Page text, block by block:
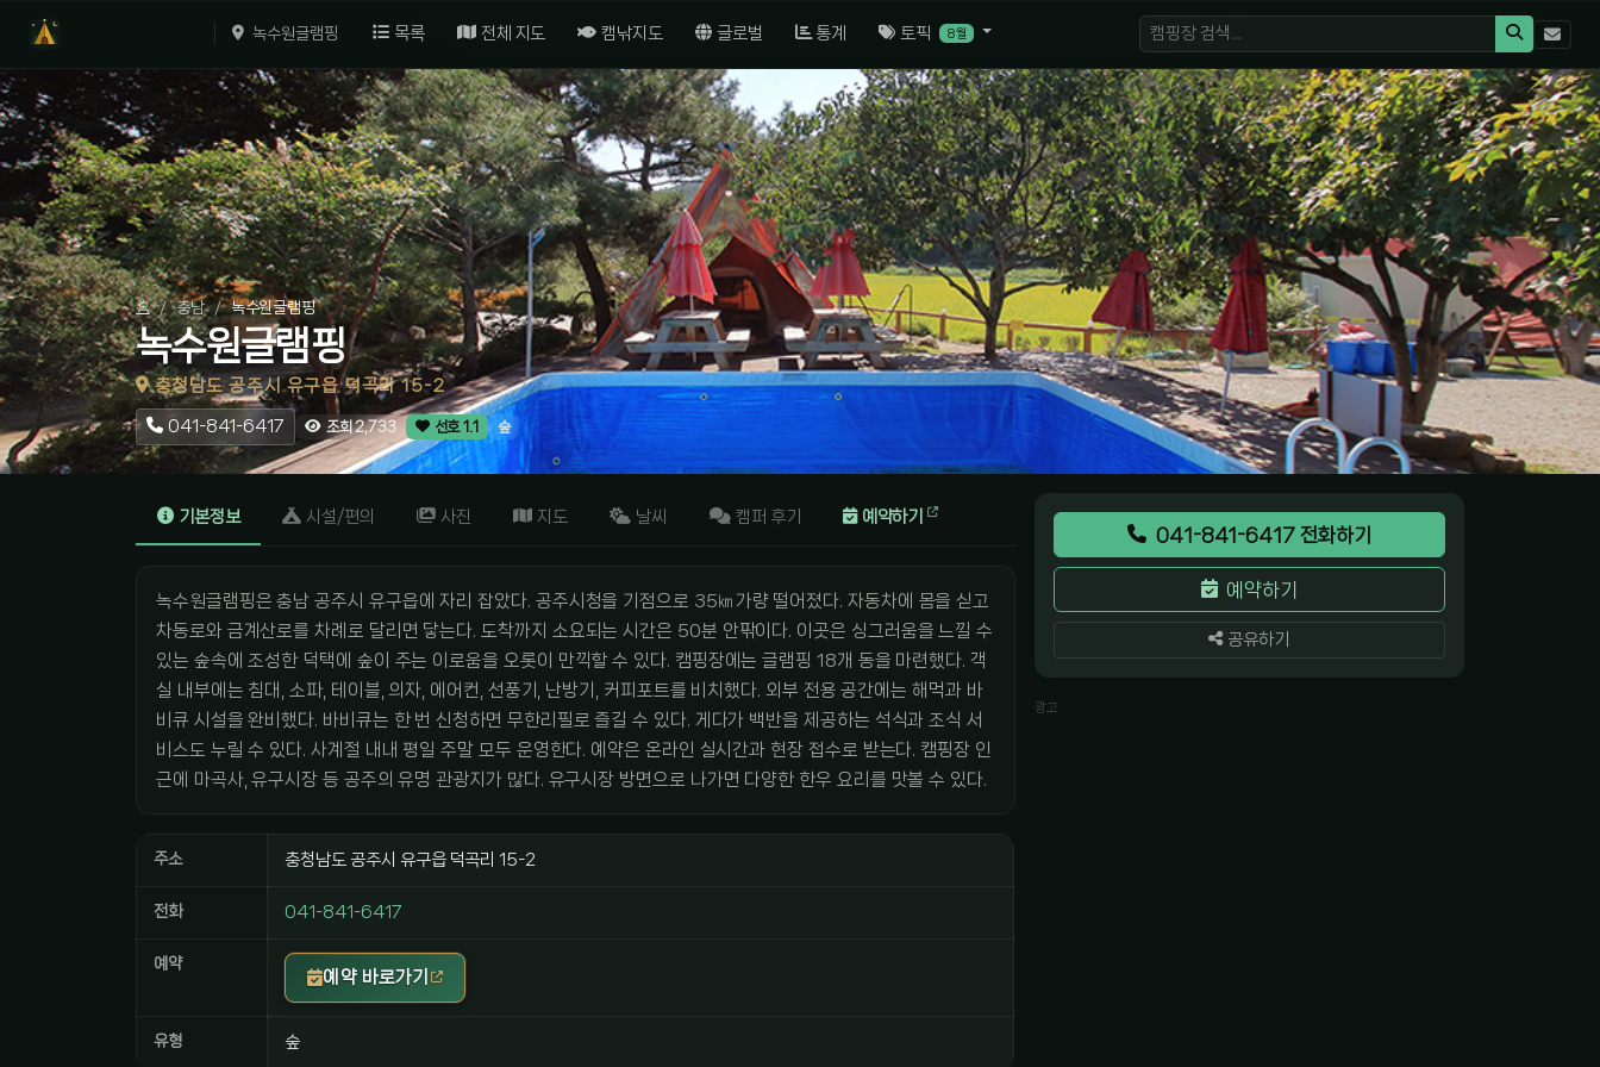
녹수원글램핑 목록 전체 지도 캠낚지도 글로벌 통계 토픽 8월
홈 충남 녹수원글램핑
녹수원글램핑
충청남도 공주시 유구읍 덕곡리 15-2
041-841-6417 조회 2,733 선호 1.1 숲
기본정보 시설/편의 사진 지도 날씨 캠퍼 후기 예약하기
녹수원글램핑은 충남 공주시 유구읍에 자리 잡았다. 공주시청을 기점으로 35㎞가량 떨어졌다. 자동차에 몸을 싣고
차동로와 금계산로를 차례로 달리면 닿는다. 도착까지 소요되는 시간은 50분 안팎이다. 이곳은 싱그러움을 느낄 수
있는 숲속에 조성한 덕택에 숲이 주는 이로움을 오롯이 만끽할 수 있다. 캠핑장에는 글램핑 18개 동을 마련했다. 객
실 내부에는 침대, 소파, 테이블, 의자, 에어컨, 선풍기, 난방기, 커피포트를 비치했다. 외부 전용 공간에는 해먹과 바
비큐 시설을 완비했다. 바비큐는 한 번 신청하면 무한리필로 즐길 수 있다. 게다가 백반을 제공하는 석식과 조식 서
비스도 누릴 수 있다. 사계절 내내 평일 주말 모두 운영한다. 예약은 온라인 실시간과 현장 접수로 받는다. 캠핑장 인
근에 마곡사, 유구시장 등 공주의 유명 관광지가 많다. 유구시장 방면으로 나가면 다양한 한우 요리를 맛볼 수 있다.
주소 충청남도 공주시 유구읍 덕곡리 15-2
전화 041-841-6417
예약
예약 바로가기
유형 숲
041-841-6417 전화하기
예약하기
공유하기
광고